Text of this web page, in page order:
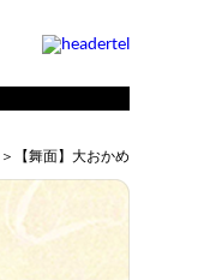
＞【舞面】大おかめ